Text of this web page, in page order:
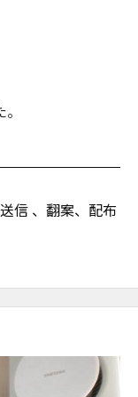
信 、翻案、配布